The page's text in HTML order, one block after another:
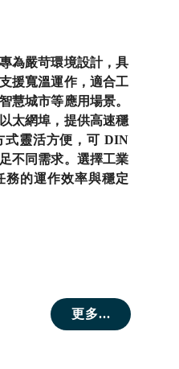
為嚴苛環境設計，具
援寬溫運作，適合工
慧城市等應用場景。
太網埠，提供高速穩
式靈活方便，可 DIN
不同需求。選擇工業
務的運作效率與穩定
更多...